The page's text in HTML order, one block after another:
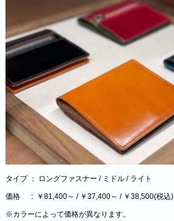
タイプ ： ロングファスナー / ミドル / ライト
価格 : ￥81,400～ / ￥37,400～ / ￥38,500(税込)
※カラーによって価格が異なります。